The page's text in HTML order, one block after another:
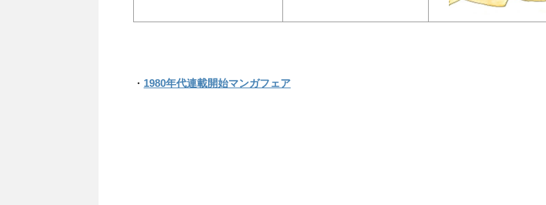
・ 1980年代連載開始マンガフェア